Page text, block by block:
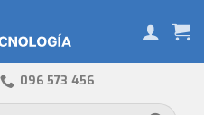
096 573 456